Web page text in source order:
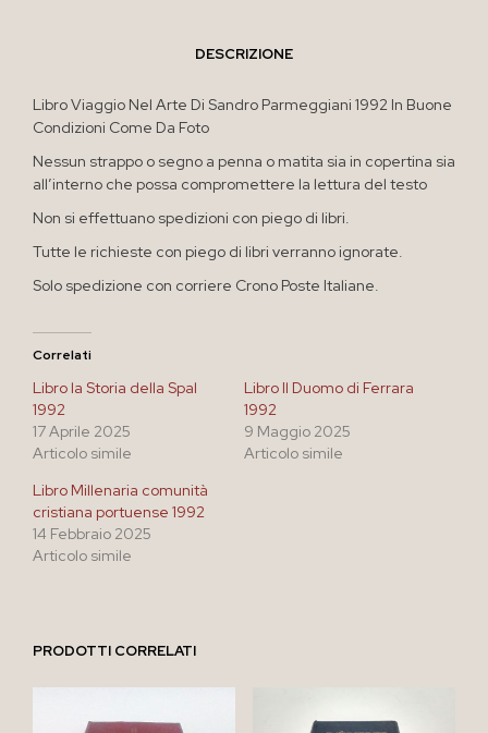
DESCRIZIONE
Libro Viaggio Nel Arte Di Sandro Parmeggiani 1992 In Buone
Condizioni Come Da Foto
Nessun strappo o segno a penna o matita sia in copertina sia
all’interno che possa compromettere la lettura del testo
Non si effettuano spedizioni con piego di libri.
Tutte le richieste con piego di libri verranno ignorate.
Solo spedizione con corriere Crono Poste Italiane.
Correlati
Libro la Storia della Spal
1992
17 Aprile 2025
Articolo simile
Libro Il Duomo di Ferrara
1992
9 Maggio 2025
Articolo simile
Libro Millenaria comunità
cristiana portuense 1992
14 Febbraio 2025
Articolo simile
PRODOTTI CORRELATI